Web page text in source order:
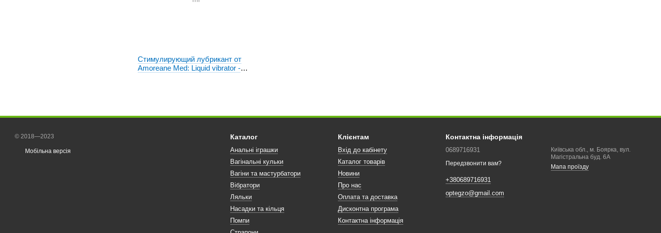
Стимулирующий лубрикант от
Amoreane Med: Liquid vibrator -
© 2018—2023
Мобільна версія
Каталог
Анальні іграшки
Вагінальні кульки
Вагіни та мастурбатори
Вібратори
Ляльки
Насадки та кільця
Помпи
Клієнтам
Вхід до кабінету
Каталог товарів
Новини
Про нас
Оплата та доставка
Дисконтна програма
Контактна інформація
Контактна інформація
0689716931
Передзвонити вам?
+380689716931
optegzo@gmail.com
Київська обл., м. Боярка, вул.
Магістральна буд. 6А
Мапа проїзду